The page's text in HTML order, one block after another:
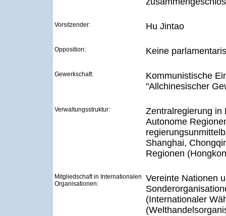
Vorsitzender: Hu Jintao
Opposition: Keine
Gewerkschaft:
Kommunistische
"Allchinesischer
Verwaltungsstruktur:
Zentralregierung in
Autonome
Shanghai,
Regionen
Mitgliedschaft in Internationalen
Organisationen:
Vereinte Nationen
(Internationaler